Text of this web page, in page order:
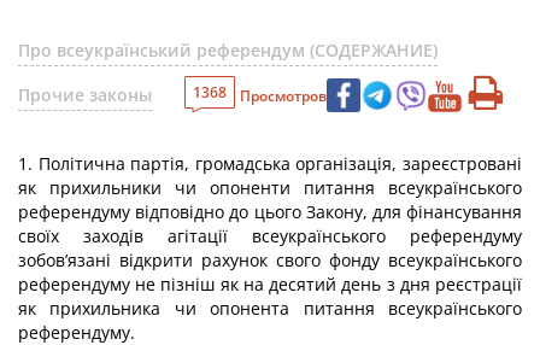
Про всеукраїнський референдум (СОДЕРЖАНИЕ)
Прочие законы
1368 Просмотров
1. Політична партія, громадська організація, зареєстровані
як прихильники чи опоненти питання всеукраїнського
референдуму відповідно до цього Закону, для фінансування
своїх заходів агітації всеукраїнського референдуму
зобов’язані відкрити рахунок свого фонду всеукраїнського
референдуму не пізніш як на десятий день з дня реєстрації
як прихильника чи опонента питання всеукраїнського
референдуму.